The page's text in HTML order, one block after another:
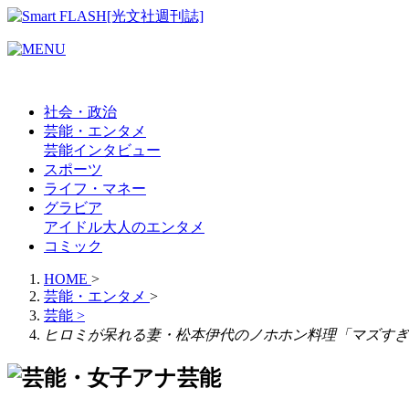
社会・政治
芸能・エンタメ
芸能インタビュー
スポーツ
ライフ・マネー
グラビア
アイドル大人のエンタメ
コミック
HOME >
芸能・エンタメ >
芸能 >
ヒロミが呆れる妻・松本伊代のノホホン料理「マズす
芸能